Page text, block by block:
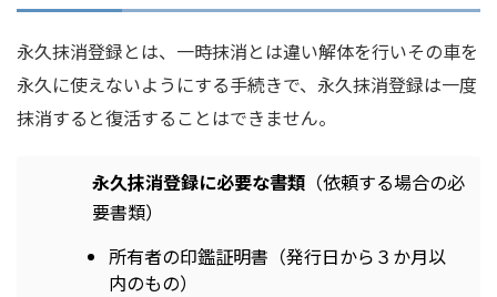
永久抹消登録とは、一時抹消とは違い解体を行いその車を
永久に使えないようにする手続きで、永久抹消登録は一度
抹消すると復活することはできません。
永久抹消登録に必要な書類（依頼する場合の必
要書類）
所有者の印鑑証明書（発行日から３か月以
内のもの）